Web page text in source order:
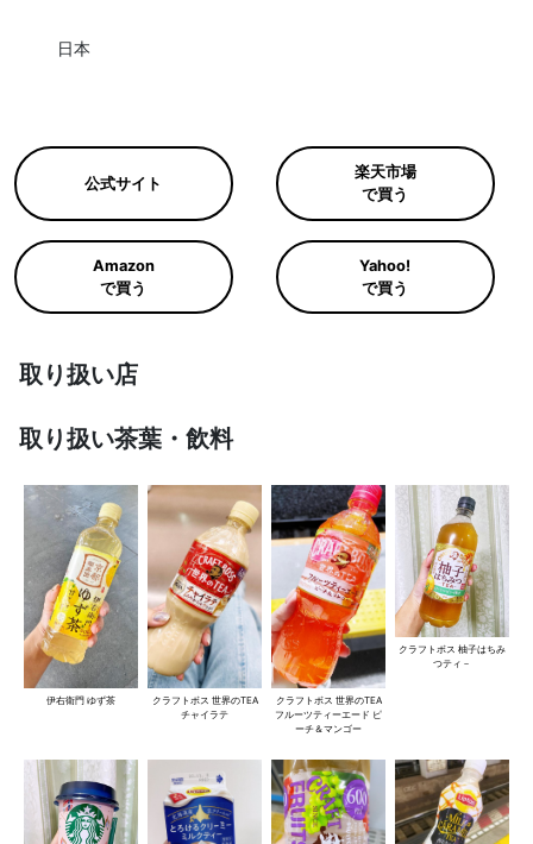
日本
公式サイト
楽天市場
で買う
Amazon
で買う
Yahoo!
で買う
取り扱い店
取り扱い茶葉・飲料
伊右衛門 ゆず茶
クラフトボス 世界のTEA
チャイラテ
クラフトボス 世界のTEA
フルーツティーエード ピ
ーチ＆マンゴー
クラフトボス 柚子はちみ
つティ－